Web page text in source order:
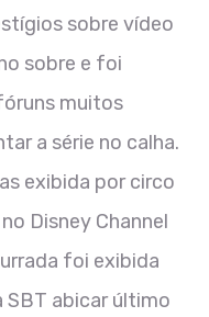
sobre vídeo
sobre e foi
muitos
a série no calha.
exibida por circo
Disney Channel
foi exibida
SBT abicar último